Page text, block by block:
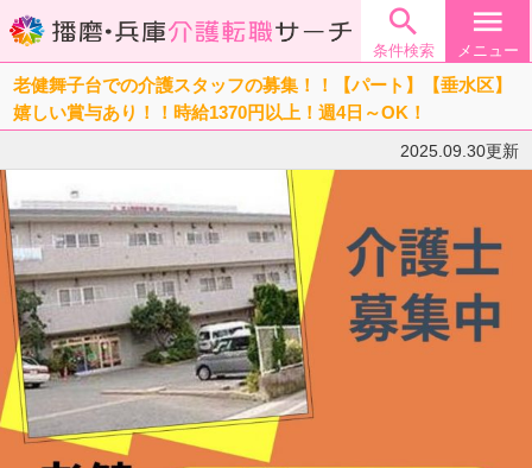

条件検索
menu
メニュー
老健舞子台での介護スタッフの募集！！【パート】【垂水区】
嬉しい賞与あり！！時給1370円以上！週4日～OK！
2025.09.30更新